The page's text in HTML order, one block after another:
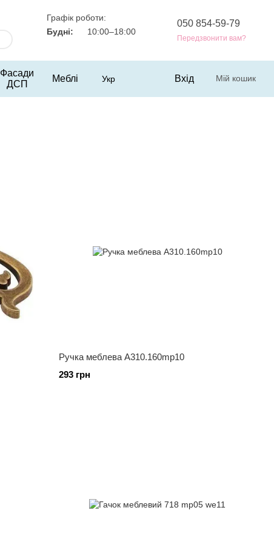
Графік роботи:
Будні:
10:00–18:00
050 854-59-79
Передзвонити вам?
Фасади
ДСП
Меблі Укр Вхід Мій кошик
Ручка меблева А310.160mp10
293 грн